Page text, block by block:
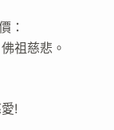
：
祖慈悲。
!